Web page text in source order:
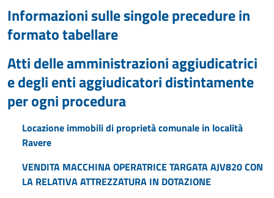
Informazioni sulle singole precedure in
formato tabellare
Atti delle amministrazioni aggiudicatrici
e degli enti aggiudicatori distintamente
per ogni procedura
Locazione immobili di proprietà comunale in località
Ravere
VENDITA MACCHINA OPERATRICE TARGATA AJV820 CON
LA RELATIVA ATTREZZATURA IN DOTAZIONE